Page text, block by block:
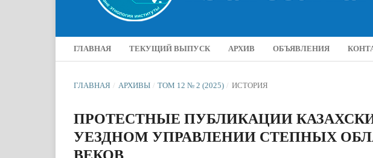
ГЛАВНАЯ ТЕКУЩИЙ ВЫПУСК АРХИВ ОБЪЯВЛЕНИЯ
ГЛАВНАЯ / АРХИВЫ / ТОМ 12 № 2 (2025) / ИСТОРИЯ
ПРОТЕСТНЫЕ ПУБЛИКАЦИИ
УЕЗДНОМ УПРАВЛЕНИИ СТЕПНЫХ
ВЕКОВ